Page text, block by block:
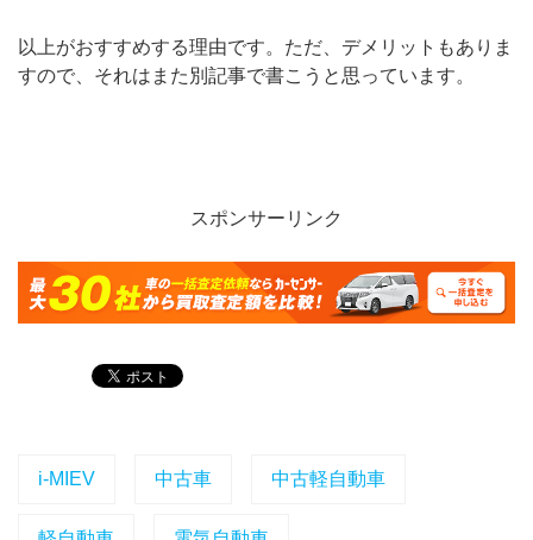
以上がおすすめする理由です。ただ、デメリットもありま
すので、それはまた別記事で書こうと思っています。
スポンサーリンク
i-MIEV 中古車 中古軽自動車